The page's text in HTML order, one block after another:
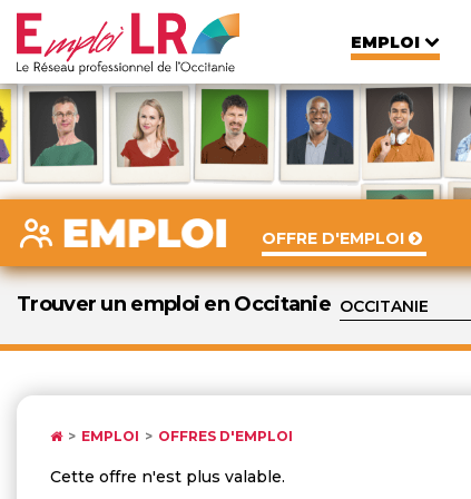
EMPLOI
OFFRE D'EMPLOI
Trouver un emploi en Occitanie
EMPLOI OFFRES D'EMPLOI
Cette offre n'est plus valable.